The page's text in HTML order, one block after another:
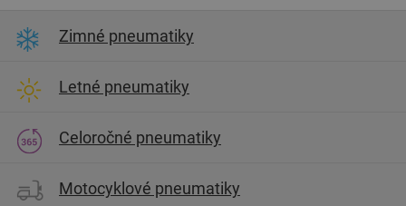
Zimné pneumatiky
Letné pneumatiky
Celoročné pneumatiky
Motocyklové pneumatiky